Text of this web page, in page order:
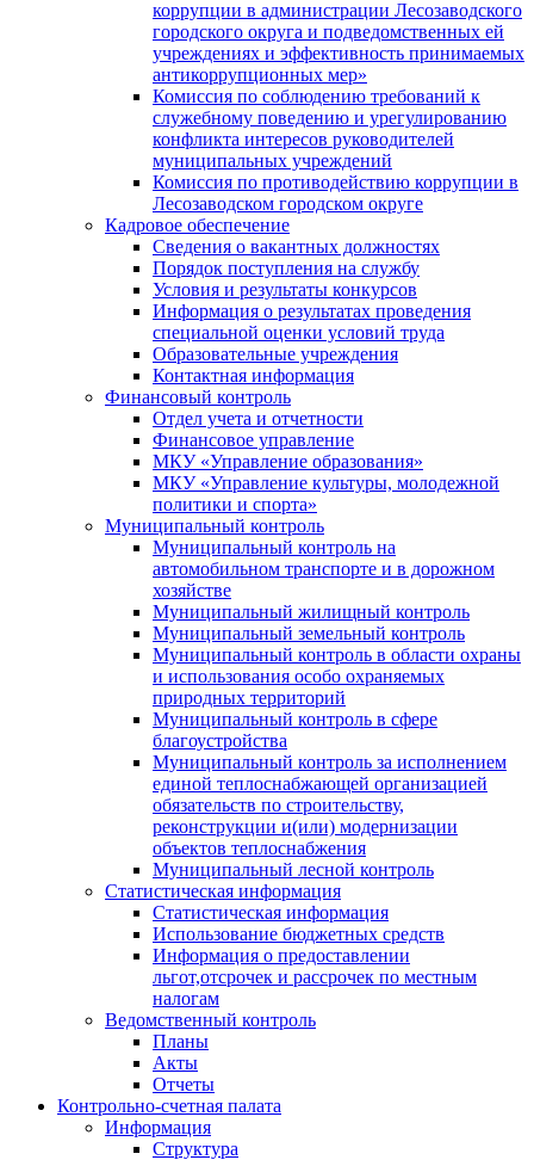
коррупции в администрации Лесозаводского
городского округа и подведомственных ей
учреждениях и эффективность принимаемых
антикоррупционных мер»
Комиссия по соблюдению требований к
служебному поведению и урегулированию
конфликта интересов руководителей
муниципальных учреждений
Комиссия по противодействию коррупции в
Лесозаводском городском округе
Кадровое обеспечение
Сведения о вакантных должностях
Порядок поступления на службу
Условия и результаты конкурсов
Информация о результатах проведения
специальной оценки условий труда
Образовательные учреждения
Контактная информация
Финансовый контроль
Отдел учета и отчетности
Финансовое управление
МКУ «Управление образования»
МКУ «Управление культуры, молодежной
политики и спорта»
Муниципальный контроль
Муниципальный контроль на
автомобильном транспорте и в дорожном
хозяйстве
Муниципальный жилищный контроль
Муниципальный земельный контроль
Муниципальный контроль в области охраны
и использования особо охраняемых
природных территорий
Муниципальный контроль в сфере
благоустройства
Муниципальный контроль за исполнением
единой теплоснабжающей организацией
обязательств по строительству,
реконструкции и(или) модернизации
объектов теплоснабжения
Муниципальный лесной контроль
Статистическая информация
Статистическая информация
Использование бюджетных средств
Информация о предоставлении
льгот,отсрочек и рассрочек по местным
налогам
Ведомственный контроль
Планы
Акты
Отчеты
Контрольно-счетная палата
Информация
Структура